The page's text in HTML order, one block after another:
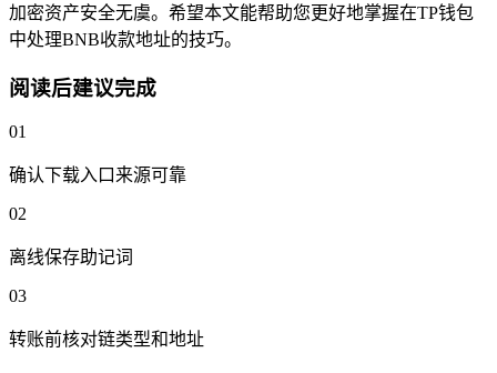
加密资产安全无虞。希望本文能帮助您更好地掌握在TP钱包
中处理BNB收款地址的技巧。
阅读后建议完成
01
确认下载入口来源可靠
02
离线保存助记词
03
转账前核对链类型和地址